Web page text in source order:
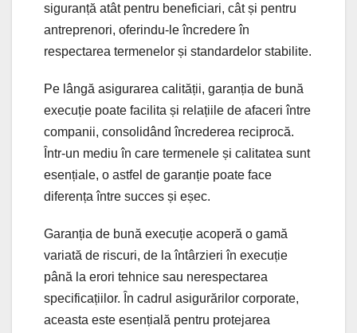
siguranță atât pentru beneficiari, cât și pentru
antreprenori, oferindu-le încredere în
respectarea termenelor și standardelor stabilite.
Pe lângă asigurarea calității, garanția de bună
execuție poate facilita și relațiile de afaceri între
companii, consolidând încrederea reciprocă.
Într-un mediu în care termenele și calitatea sunt
esențiale, o astfel de garanție poate face
diferența între succes și eșec.
Garanția de bună execuție acoperă o gamă
variată de riscuri, de la întârzieri în execuție
până la erori tehnice sau nerespectarea
specificațiilor. În cadrul asigurărilor corporate,
aceasta este esențială pentru protejarea